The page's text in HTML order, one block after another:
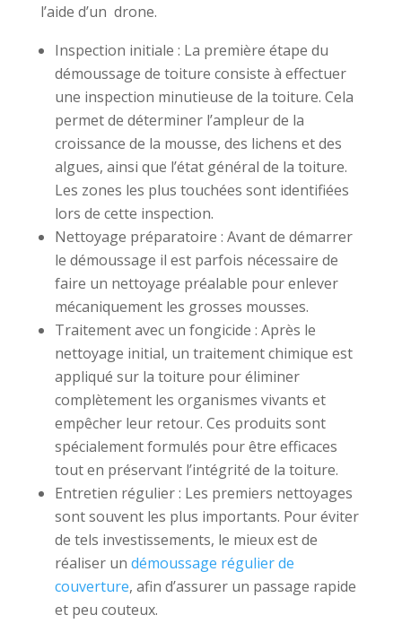
l’aide d’un drone.
Inspection initiale : La première étape du
démoussage de toiture consiste à effectuer
une inspection minutieuse de la toiture. Cela
permet de déterminer l’ampleur de la
croissance de la mousse, des lichens et des
algues, ainsi que l’état général de la toiture.
Les zones les plus touchées sont identifiées
lors de cette inspection.
Nettoyage préparatoire : Avant de démarrer
le démoussage il est parfois nécessaire de
faire un nettoyage préalable pour enlever
mécaniquement les grosses mousses.
Traitement avec un fongicide : Après le
nettoyage initial, un traitement chimique est
appliqué sur la toiture pour éliminer
complètement les organismes vivants et
empêcher leur retour. Ces produits sont
spécialement formulés pour être efficaces
tout en préservant l’intégrité de la toiture.
Entretien régulier : Les premiers nettoyages
sont souvent les plus importants. Pour éviter
de tels investissements, le mieux est de
réaliser un démoussage régulier de
couverture, afin d’assurer un passage rapide
et peu couteux.